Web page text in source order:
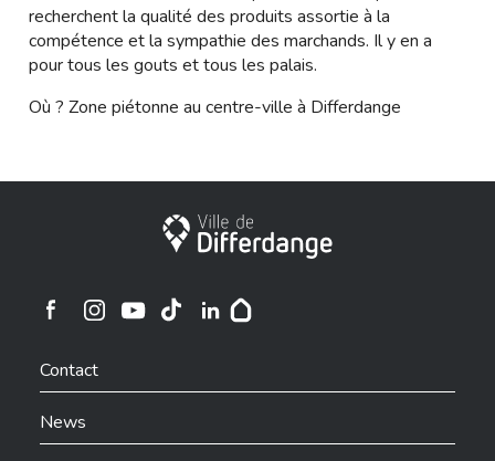
recherchent la qualité des produits assortie à la
compétence et la sympathie des marchands. Il y en a
pour tous les gouts et tous les palais.
Où ? Zone piétonne au centre-ville à Differdange
City of Differdange
Ville de Differdange sur Instagram
Contact
News